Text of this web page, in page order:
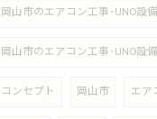
岡山市のエアコン工事･UNO設
岡山市のエアコン工事･UNO設
コンセプト 岡山市 エア